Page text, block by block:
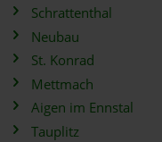
Schrattenthal
Neubau
St. Konrad
Mettmach
Aigen im Ennstal
Tauplitz